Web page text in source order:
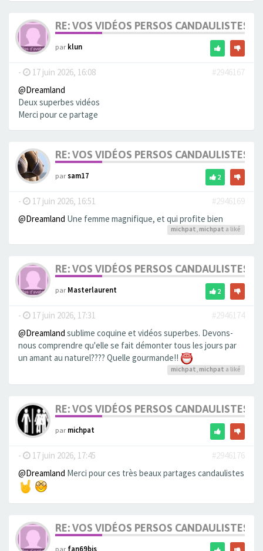
RE: VOS VIDÉOS PERSOS CANDAULISTES
parklun
- 17 juin 2026, 16:08
#2946167
@Dreamland
Deux superbes vidéos
Merci pour ce partage
RE: VOS VIDÉOS PERSOS CANDAULISTES
parsam17 2
- 17 juin 2026, 16:51
#2946169
@Dreamland Une femme magnifique, et qui profite bien
michpat, michpat a liké
RE: VOS VIDÉOS PERSOS CANDAULISTES
parMasterlaurent 2
- 17 juin 2026, 17:31
#2946174
@Dreamland sublime coquine et vidéos superbes. Devons-
nous comprendre qu'elle se fait démonter tous les jours par
un amant au naturel???? Quelle gourmande!!
michpat, michpat a liké
RE: VOS VIDÉOS PERSOS CANDAULISTES
parmichpat
- 17 juin 2026, 17:45
#2946176
@Dreamland Merci pour ces très beaux partages candaulistes
RE: VOS VIDÉOS PERSOS CANDAULISTES
parfan69bis